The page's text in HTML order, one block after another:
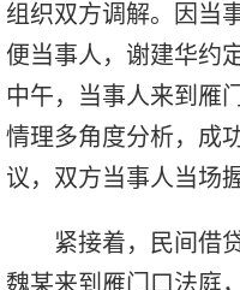
组织双方调解。因当
便当事人，谢建华约
中午，当事人来到雁
情理多角度分析，成
议，双方当事人当场
紧接着，民间借贷
魏某来到雁门口法庭